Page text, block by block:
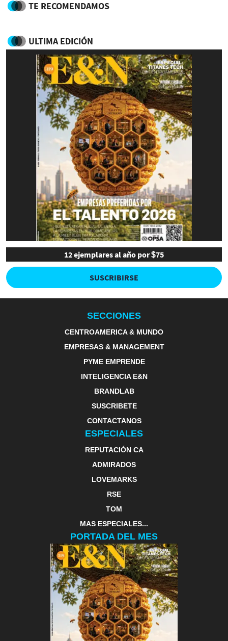
TE RECOMENDAMOS
ULTIMA EDICIÓN
12 ejemplares al año por $75
SUSCRIBIRSE
SECCIONES
CENTROAMERICA & MUNDO
EMPRESAS & MANAGEMENT
PYME EMPRENDE
INTELIGENCIA E&N
BRANDLAB
SUSCRIBETE
CONTACTANOS
ESPECIALES
REPUTACIÓN CA
ADMIRADOS
LOVEMARKS
RSE
TOM
MAS ESPECIALES...
PORTADA DEL MES